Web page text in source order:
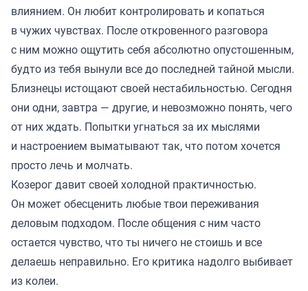
влиянием. Он любит контролировать и копаться
в чужих чувствах. После откровенного разговора
с ним можно ощутить себя абсолютно опустошенным,
будто из тебя вынули все до последней тайной мысли.
Близнецы истощают своей нестабильностью. Сегодня
они одни, завтра — другие, и невозможно понять, чего
от них ждать. Попытки угнаться за их мыслями
и настроением выматывают так, что потом хочется
просто лечь и молчать.
Козерог давит своей холодной практичностью.
Он может обесценить любые твои переживания
деловым подходом. После общения с ним часто
остается чувство, что ты ничего не стоишь и все
делаешь неправильно. Его критика надолго выбивает
из колеи.